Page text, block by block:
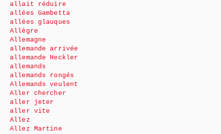
allait réduire
allées Gambetta
allées glauques
Allègre
Allemagne
allemande arrivée
allemande Heckler
allemands
allemands rongés
Allemands veulent
Aller chercher
aller jeter
aller vite
Allez
Allez Martine